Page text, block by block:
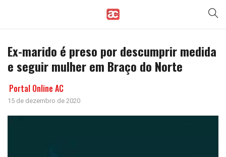
Ex-marido é preso por descumprir medida
e seguir mulher em Braço do Norte
Portal Online AC
15 de dezembro de 2020